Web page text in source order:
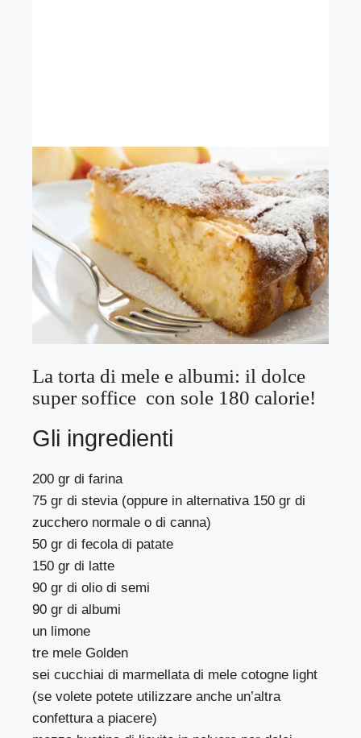
La torta di mele e albumi: il dolce
super soffice con sole 180 calorie!
Gli ingredienti
200 gr di farina
75 gr di stevia (oppure in alternativa 150 gr di
zucchero normale o di canna)
50 gr di fecola di patate
150 gr di latte
90 gr di olio di semi
90 gr di albumi
un limone
tre mele Golden
sei cucchiai di marmellata di mele cotogne light
(se volete potete utilizzare anche un’altra
confettura a piacere)